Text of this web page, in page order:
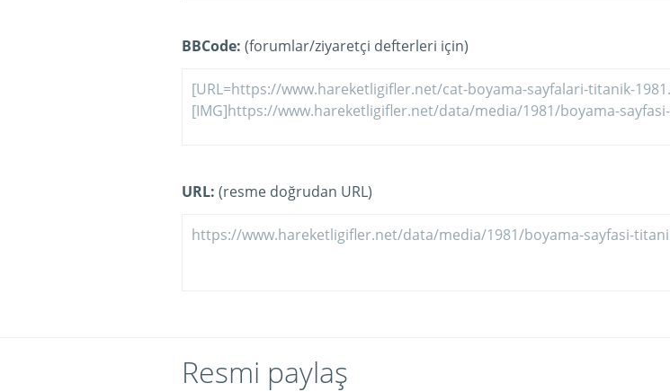
BBCode: (forumlar/ziyaretçi defterleri için)
URL: (resme doğrudan URL)
Resmi paylaş